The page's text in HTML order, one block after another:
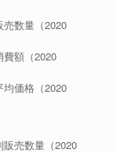
数量（2020
額（2020
価格（2020
売数量（2020